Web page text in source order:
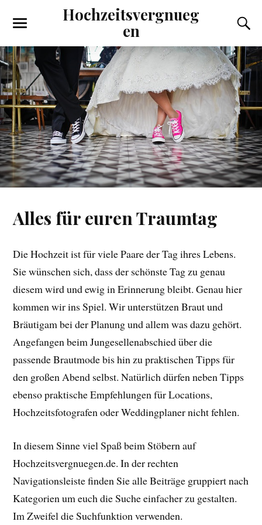
Hochzeitsvergnueg
en
Alles für euren Traumtag
Die Hochzeit ist für viele Paare der Tag ihres Lebens.
Sie wünschen sich, dass der schönste Tag zu genau
diesem wird und ewig in Erinnerung bleibt. Genau hier
kommen wir ins Spiel. Wir unterstützen Braut und
Bräutigam bei der Planung und allem was dazu gehört.
Angefangen beim Jungesellenabschied über die
passende Brautmode bis hin zu praktischen Tipps für
den großen Abend selbst. Natürlich dürfen neben Tipps
ebenso praktische Empfehlungen für Locations,
Hochzeitsfotografen oder Weddingplaner nicht fehlen.
In diesem Sinne viel Spaß beim Stöbern auf
Hochzeitsvergnuegen.de. In der rechten
Navigationsleiste finden Sie alle Beiträge gruppiert nach
Kategorien um euch die Suche einfacher zu gestalten.
Im Zweifel die Suchfunktion verwenden.